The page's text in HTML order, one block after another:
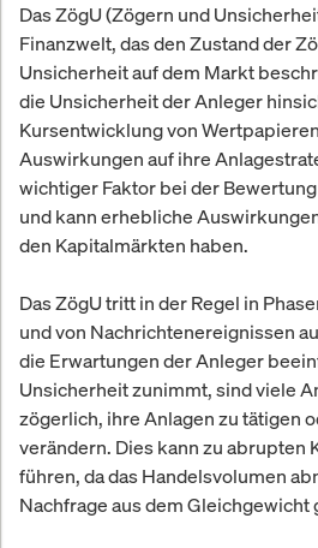
Das ZögU (Zögern und
Finanzwelt, das den Zustand der
Unsicherheit auf dem Markt
die Unsicherheit der Anleger
Kursentwicklung von
Auswirkungen auf ihre
wichtiger Faktor bei der
und kann erhebliche
den Kapitalmärkten haben.
Das ZögU tritt in der Regel in
und von Nachrichtenereignissen
die Erwartungen der Anleger
Unsicherheit zunimmt, sind viele
zögerlich, ihre Anlagen zu tätigen
verändern. Dies kann zu abrupten
führen, da das Handelsvolumen
Nachfrage aus dem Gleichgewicht